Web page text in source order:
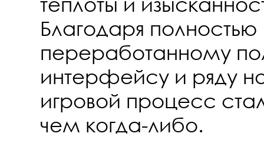
Благодаря полностью
переработанному
интерфейсу и ряду
игровой процесс
чем когда-либо.